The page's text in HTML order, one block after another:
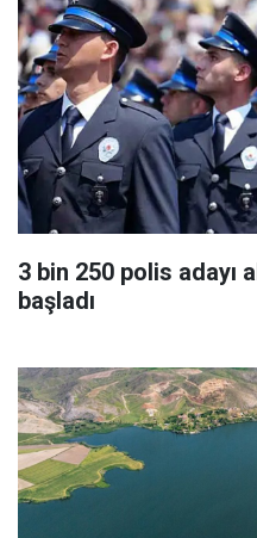
3 bin 250 polis adayı
başladı